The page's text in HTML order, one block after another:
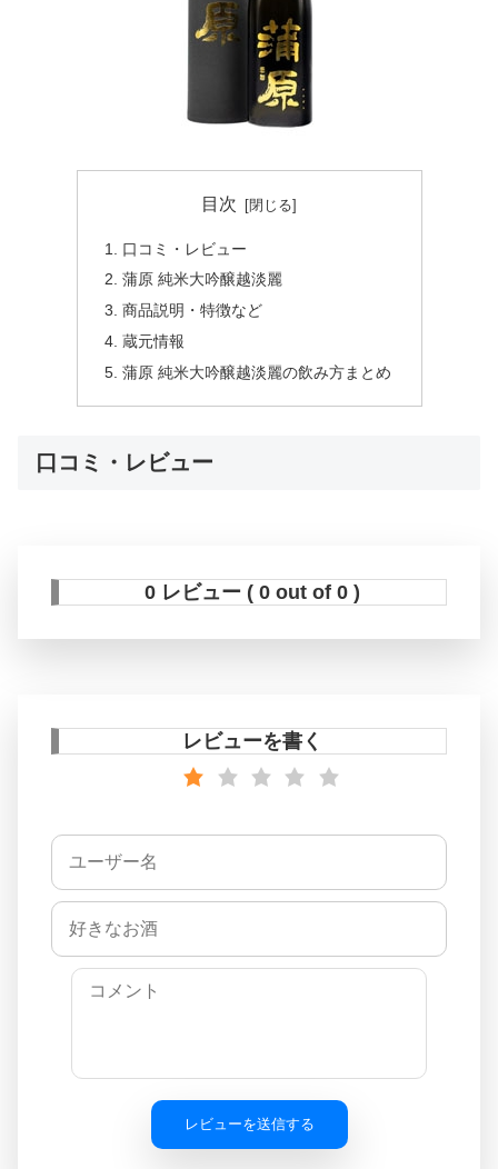
目次
口コミ・レビュー
蒲原 純米大吟醸越淡麗
商品説明・特徴など
蔵元情報
蒲原 純米大吟醸越淡麗の飲み方まとめ
口コミ・レビュー
0 レビュー ( 0 out of 0 )
レビューを書く
レビューを送信する